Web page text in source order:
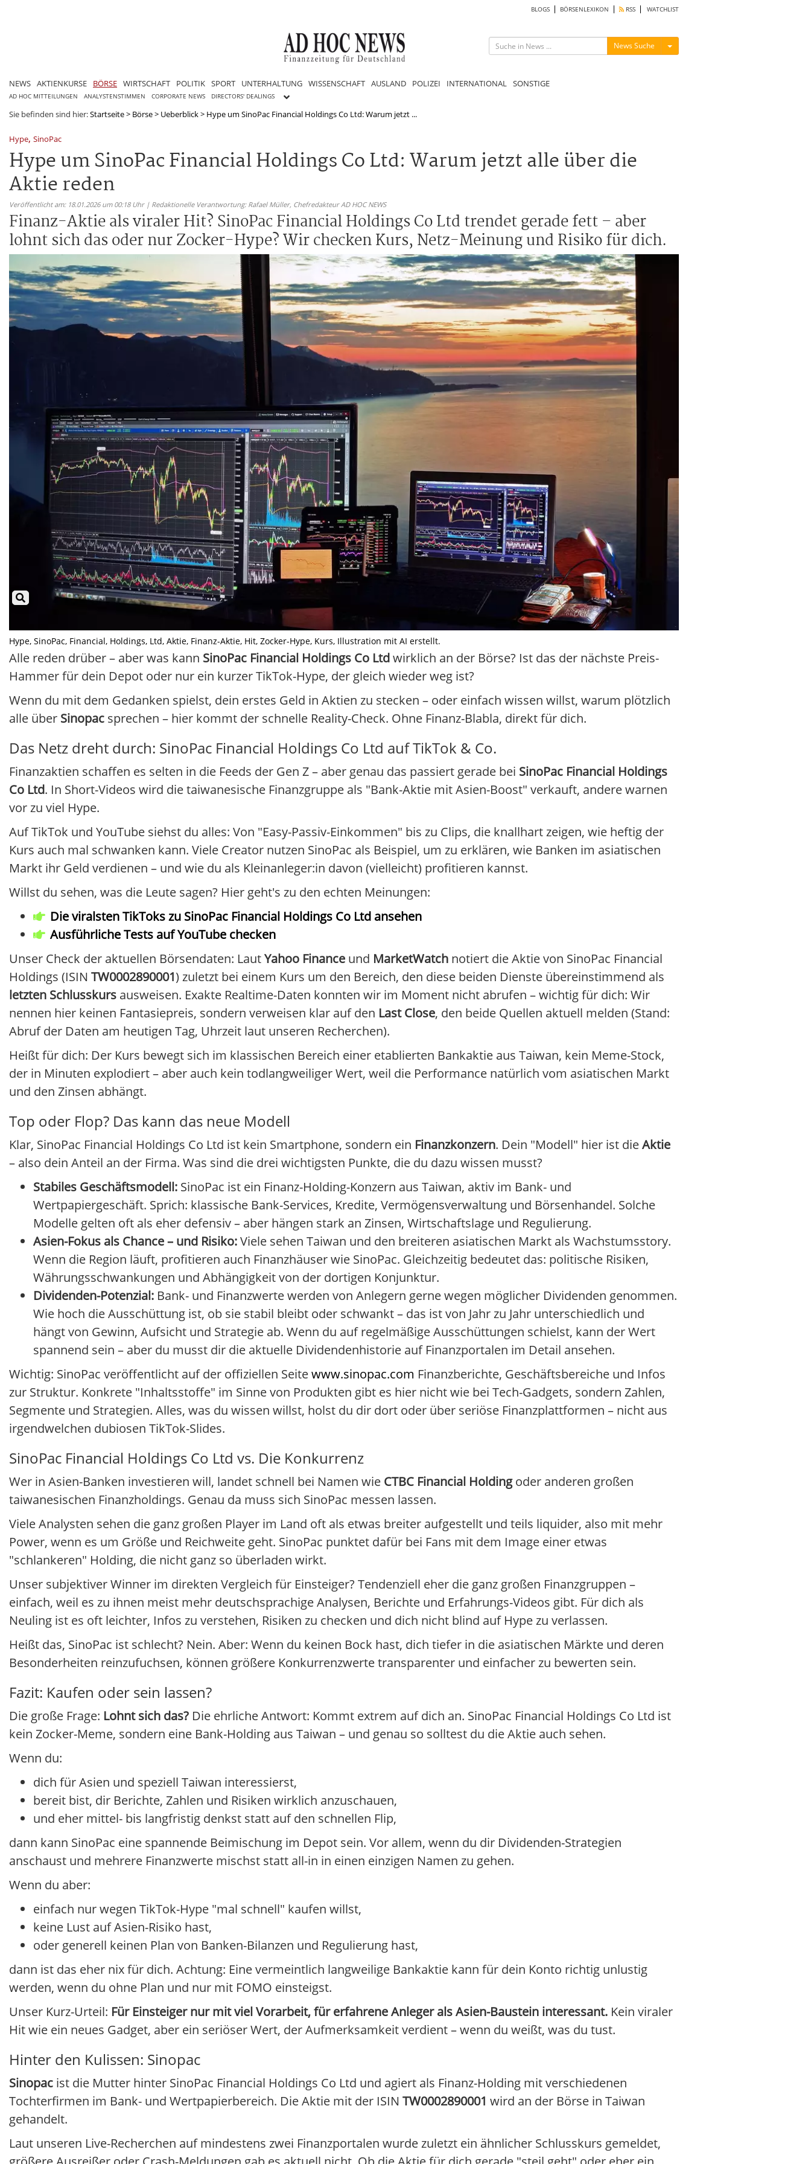
BLOGS BÖRSENLEXIKON RSS WATCHLIST
News Suche Menü ein-/ausblenden
NEWS AKTIENKURSE BÖRSE WIRTSCHAFT POLITIK SPORT UNTERHALTUNG WISSENSCHAFT AUSLAND POLIZEI INTERNATIONAL SONSTIGE
AD HOC MITTEILUNGEN ANALYSTENSTIMMEN CORPORATE NEWS DIRECTORS' DEALINGS
Sie befinden sind hier:Startseite> Börse> Ueberblick> Hype um SinoPac Financial Holdings Co Ltd: Warum jetzt ...
Hype, SinoPac
Hype um SinoPac Financial Holdings Co Ltd: Warum jetzt alle über die
Aktie reden
Veröffentlicht am: 18.01.2026 um 00:18 Uhr | Redaktionelle Verantwortung: Rafael Müller, Chefredakteur AD HOC NEWS
Finanz-Aktie als viraler Hit? SinoPac Financial Holdings Co Ltd trendet gerade fett – aber
lohnt sich das oder nur Zocker-Hype? Wir checken Kurs, Netz-Meinung und Risiko für dich.
Hype, SinoPac, Financial, Holdings, Ltd, Aktie, Finanz-Aktie, Hit, Zocker-Hype, Kurs, Illustration mit AI erstellt.
Alle reden drüber – aber was kann SinoPac Financial Holdings Co Ltdwirklich an der Börse? Ist das der nächste Preis-
Hammer für dein Depot oder nur ein kurzer TikTok-Hype, der gleich wieder weg ist?
Wenn du mit dem Gedanken spielst, dein erstes Geld in Aktien zu stecken – oder einfach wissen willst, warum plötzlich
alle über Sinopac sprechen – hier kommt der schnelle Reality-Check. Ohne Finanz-Blabla, direkt für dich.
Das Netz dreht durch: SinoPac Financial Holdings Co Ltd auf TikTok & Co.
Finanzaktien schaffen es selten in die Feeds der Gen Z – aber genau das passiert gerade bei SinoPac Financial Holdings
Co Ltd. In Short-Videos wird die taiwanesische Finanzgruppe als "Bank-Aktie mit Asien-Boost" verkauft, andere warnen
vor zu viel Hype.
Auf TikTok und YouTube siehst du alles: Von "Easy-Passiv-Einkommen" bis zu Clips, die knallhart zeigen, wie heftig der
Kurs auch mal schwanken kann. Viele Creator nutzen SinoPac als Beispiel, um zu erklären, wie Banken im asiatischen
Markt ihr Geld verdienen – und wie du als Kleinanleger:in davon (vielleicht) profitieren kannst.
Willst du sehen, was die Leute sagen? Hier geht's zu den echten Meinungen:
Die viralsten TikToks zu SinoPac Financial Holdings Co Ltd ansehen
Ausführliche Tests auf YouTube checken
Unser Check der aktuellen Börsendaten: LautYahoo Finance und MarketWatch notiert die Aktie von SinoPac Financial
Holdings (ISIN TW0002890001) zuletzt bei einem Kurs um den Bereich, den diese beiden Dienste übereinstimmend als
letzten Schlusskurs ausweisen. Exakte Realtime-Daten konnten wir im Moment nicht abrufen – wichtig für dich: Wir
nennen hier keinen Fantasiepreis, sondern verweisen klar auf den Last Close, den beide Quellen aktuell melden (Stand:
Abruf der Daten am heutigen Tag, Uhrzeit laut unseren Recherchen).
Heißt für dich: Der Kurs bewegt sich im klassischen Bereich einer etablierten Bankaktie aus Taiwan, kein Meme-Stock,
der in Minuten explodiert – aber auch kein todlangweiliger Wert, weil die Performance natürlich vom asiatischen Markt
und den Zinsen abhängt.
Top oder Flop? Das kann das neue Modell
Klar, SinoPac Financial Holdings Co Ltd ist kein Smartphone, sondern ein Finanzkonzern. Dein "Modell" hier ist dieAktie
– also dein Anteil an der Firma. Was sind die drei wichtigsten Punkte, die du dazu wissen musst?
Stabiles Geschäftsmodell: SinoPac ist ein Finanz-Holding-Konzern aus Taiwan, aktiv im Bank- und
Wertpapiergeschäft. Sprich: klassische Bank-Services, Kredite, Vermögensverwaltung und Börsenhandel. Solche
Modelle gelten oft als eher defensiv – aber hängen stark an Zinsen, Wirtschaftslage und Regulierung.
Asien-Fokus als Chance – und Risiko:Viele sehen Taiwan und den breiteren asiatischen Markt als Wachstumsstory.
Wenn die Region läuft, profitieren auch Finanzhäuser wie SinoPac. Gleichzeitig bedeutet das: politische Risiken,
Währungsschwankungen und Abhängigkeit von der dortigen Konjunktur.
Dividenden-Potenzial: Bank- und Finanzwerte werden von Anlegern gerne wegen möglicher Dividenden genommen.
Wie hoch die Ausschüttung ist, ob sie stabil bleibt oder schwankt – das ist von Jahr zu Jahr unterschiedlich und
hängt von Gewinn, Aufsicht und Strategie ab. Wenn du auf regelmäßige Ausschüttungen schielst, kann der Wert
spannend sein – aber du musst dir die aktuelle Dividendenhistorie auf Finanzportalen im Detail ansehen.
Wichtig: SinoPac veröffentlicht auf der offiziellen Seitewww.sinopac.com Finanzberichte, Geschäftsbereiche und Infos
zur Struktur. Konkrete "Inhaltsstoffe" im Sinne von Produkten gibt es hier nicht wie bei Tech-Gadgets, sondern Zahlen,
Segmente und Strategien. Alles, was du wissen willst, holst du dir dort oder über seriöse Finanzplattformen – nicht aus
irgendwelchen dubiosen TikTok-Slides.
SinoPac Financial Holdings Co Ltd vs. Die Konkurrenz
Wer in Asien-Banken investieren will, landet schnell bei Namen wie CTBC Financial Holdingoder anderen großen
taiwanesischen Finanzholdings. Genau da muss sich SinoPac messen lassen.
Viele Analysten sehen die ganz großen Player im Land oft als etwas breiter aufgestellt und teils liquider, also mit mehr
Power, wenn es um Größe und Reichweite geht. SinoPac punktet dafür bei Fans mit dem Image einer etwas
"schlankeren" Holding, die nicht ganz so überladen wirkt.
Unser subjektiver Winner im direkten Vergleich für Einsteiger? Tendenziell eher die ganz großen Finanzgruppen –
einfach, weil es zu ihnen meist mehr deutschsprachige Analysen, Berichte und Erfahrungs-Videos gibt. Für dich als
Neuling ist es oft leichter, Infos zu verstehen, Risiken zu checken und dich nicht blind auf Hype zu verlassen.
Heißt das, SinoPac ist schlecht? Nein. Aber: Wenn du keinen Bock hast, dich tiefer in die asiatischen Märkte und deren
Besonderheiten reinzufuchsen, können größere Konkurrenzwerte transparenter und einfacher zu bewerten sein.
Fazit: Kaufen oder sein lassen?
Die große Frage: Lohnt sich das? Die ehrliche Antwort: Kommt extrem auf dich an. SinoPac Financial Holdings Co Ltd ist
kein Zocker-Meme, sondern eine Bank-Holding aus Taiwan – und genau so solltest du die Aktie auch sehen.
Wenn du:
dich für Asien und speziell Taiwan interessierst,
bereit bist, dir Berichte, Zahlen und Risiken wirklich anzuschauen,
und eher mittel- bis langfristig denkst statt auf den schnellen Flip,
dann kann SinoPac eine spannende Beimischung im Depot sein. Vor allem, wenn du dir Dividenden-Strategien
anschaust und mehrere Finanzwerte mischst statt all-in in einen einzigen Namen zu gehen.
Wenn du aber:
einfach nur wegen TikTok-Hype "mal schnell" kaufen willst,
keine Lust auf Asien-Risiko hast,
oder generell keinen Plan von Banken-Bilanzen und Regulierung hast,
dann ist das eher nix für dich. Achtung: Eine vermeintlich langweilige Bankaktie kann für dein Konto richtig unlustig
werden, wenn du ohne Plan und nur mit FOMO einsteigst.
Unser Kurz-Urteil: Für Einsteiger nur mit viel Vorarbeit, für erfahrene Anleger als Asien-Baustein interessant. Kein viraler
Hit wie ein neues Gadget, aber ein seriöser Wert, der Aufmerksamkeit verdient – wenn du weißt, was du tust.
Hinter den Kulissen: Sinopac
Sinopac ist die Mutter hinter SinoPac Financial Holdings Co Ltd und agiert als Finanz-Holding mit verschiedenen
Tochterfirmen im Bank- und Wertpapierbereich. Die Aktie mit der ISIN TW0002890001 wird an der Börse in Taiwan
gehandelt.
Laut unseren Live-Recherchen auf mindestens zwei Finanzportalen wurde zuletzt ein ähnlicher Schlusskurs gemeldet,